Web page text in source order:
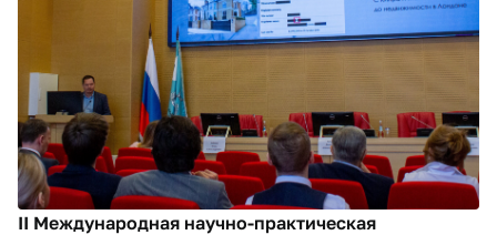
II Международная научно-практическая